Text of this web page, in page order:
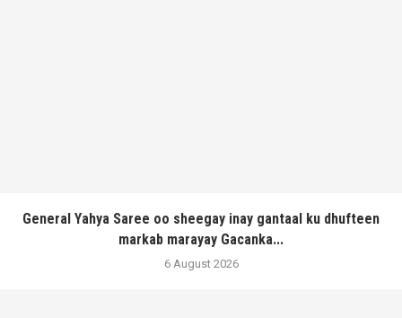
General Yahya Saree oo sheegay inay gantaal ku dhufteen
markab marayay Gacanka...
6 August 2026